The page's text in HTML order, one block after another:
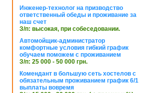
Инженер-технолог на призводство
ответственный обеды и проживание за
наш счет
З/п: высокая, при собеседовании.
Автомойщик-администратор
комфортные условия гибкий график
обучаем поможем с проживанием
З/п: 25 000 - 50 000 грн.
Комендант в большую сеть хостелов с
обязательным проживанием график 6/1
выплаты вовремя